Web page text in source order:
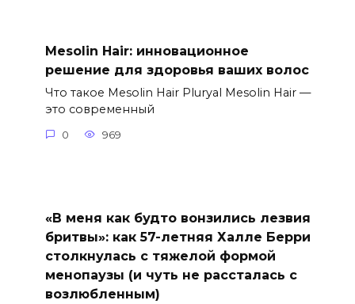
Mesolin Hair: инновационное
решение для здоровья ваших волос
Что такое Mesolin Hair Pluryal Mesolin Hair —
это современный
0 969
«В меня как будто вонзились лезвия
бритвы»: как 57-летняя Халле Берри
столкнулась с тяжелой формой
менопаузы (и чуть не рассталась с
возлюбленным)